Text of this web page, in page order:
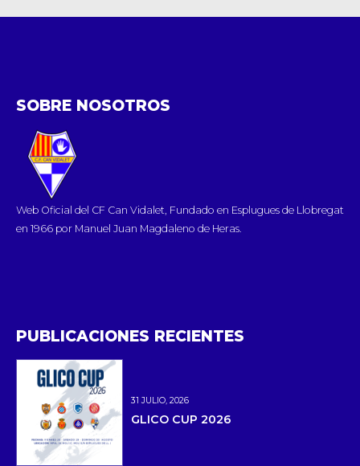
SOBRE NOSOTROS
Web Oficial del CF Can Vidalet, Fundado en Esplugues de Llobregat
en 1966 por Manuel Juan Magdaleno de Heras.
PUBLICACIONES RECIENTES
31 JULIO, 2026
GLICO CUP 2026